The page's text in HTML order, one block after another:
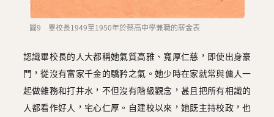
圖9 畢校長1949至1950年於蔡高中學兼職的薪金表
認識畢校長的人大都稱她氣質高雅、寬厚仁慈，即使出身豪
門，從沒有富家千金的驕矜之氣。她少時在家就常與傭人一
起做雜務和打井水，不但沒有階級觀念，甚且把所有相識的
人都看作好人，宅心仁厚。自建校以來，她既主持校政，也